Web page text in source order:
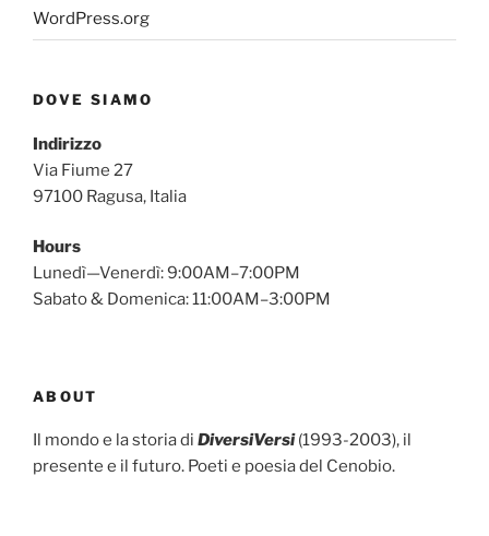
WordPress.org
DOVE SIAMO
Indirizzo
Via Fiume 27
97100 Ragusa, Italia
Hours
Lunedì—Venerdì: 9:00AM–7:00PM
Sabato & Domenica: 11:00AM–3:00PM
ABOUT
Il mondo e la storia di DiversiVersi (1993-2003), il
presente e il futuro. Poeti e poesia del Cenobio.